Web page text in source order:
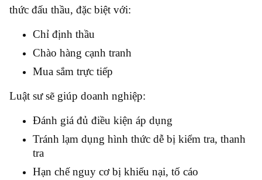
thức đấu thầu, đặc biệt với:
Chỉ định thầu
Chào hàng cạnh tranh
Mua sắm trực tiếp
Luật sư sẽ giúp doanh nghiệp:
Đánh giá đủ điều kiện áp dụng
Tránh lạm dụng hình thức dễ bị kiểm tra, thanh
tra
Hạn chế nguy cơ bị khiếu nại, tố cáo